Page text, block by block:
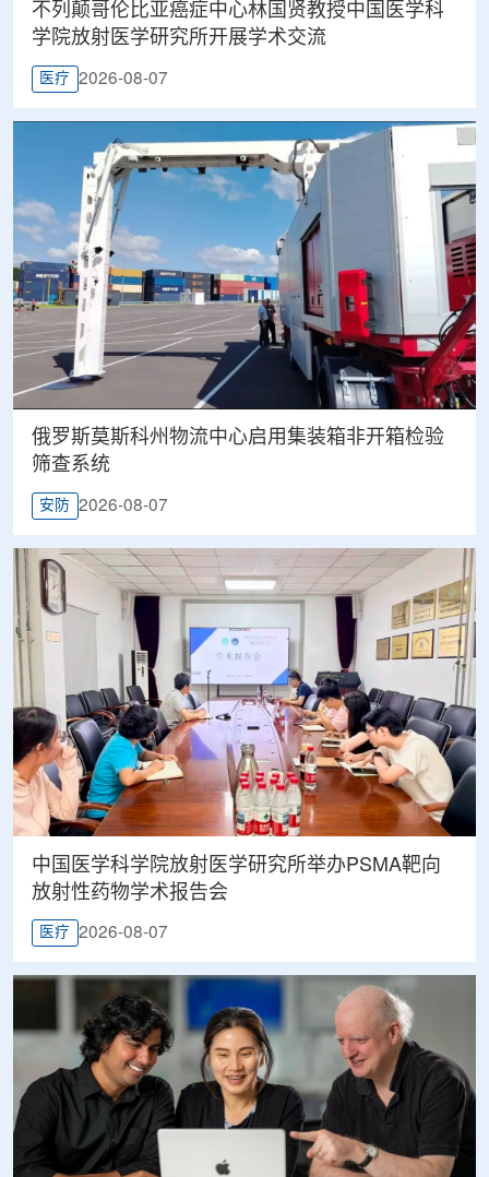
不列颠哥伦比亚癌症中心林国贤教授中国医学科
学院放射医学研究所开展学术交流
医疗 2026-08-07
俄罗斯莫斯科州物流中心启用集装箱非开箱检验
筛查系统
安防 2026-08-07
中国医学科学院放射医学研究所举办PSMA靶向
放射性药物学术报告会
医疗 2026-08-07